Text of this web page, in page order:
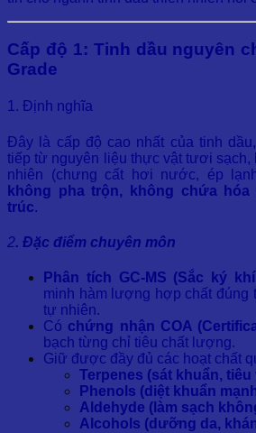
Cấp độ 1: Tinh dầu nguyên
Grade
1. Định nghĩa
Đây là cấp độ cao nhất của tinh
tiếp từ nguyên liệu thực vật tươi
nhiên (chưng cất hơi nước, ép
không pha trộn, không chứa
trúc.
2. Đặc điểm chuyên môn
Phân tích GC-MS (Sắc ký
minh hàm lượng hợp chất đúng
tự nhiên.
Có chứng nhận COA
bạch từng chỉ tiêu chất lượng.
Giữ được đầy đủ các hoạt chất
Terpenes (sát khuẩn, tiêu
Phenols (diệt khuẩn
Aldehyde (làm sạch
Alcohols (dưỡng da,